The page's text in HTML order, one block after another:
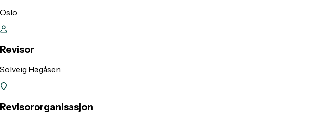
Oslo
Revisor
Solveig Høgåsen
Revisororganisasjon